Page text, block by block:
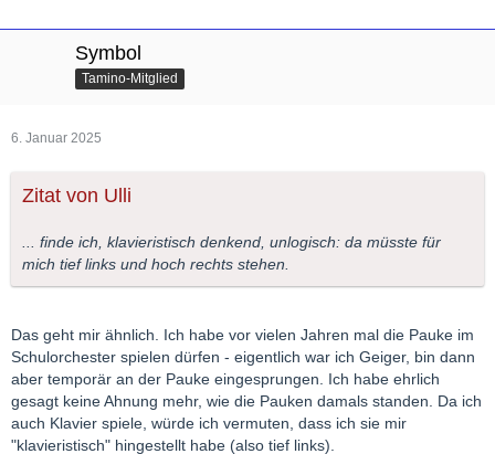
Symbol
Tamino-Mitglied
6. Januar 2025
Zitat von Ulli
... finde ich, klavieristisch denkend, unlogisch: da müsste für
mich tief links und hoch rechts stehen.
Das geht mir ähnlich. Ich habe vor vielen Jahren mal die Pauke im
Schulorchester spielen dürfen - eigentlich war ich Geiger, bin dann
aber temporär an der Pauke eingesprungen. Ich habe ehrlich
gesagt keine Ahnung mehr, wie die Pauken damals standen. Da ich
auch Klavier spiele, würde ich vermuten, dass ich sie mir
"klavieristisch" hingestellt habe (also tief links).